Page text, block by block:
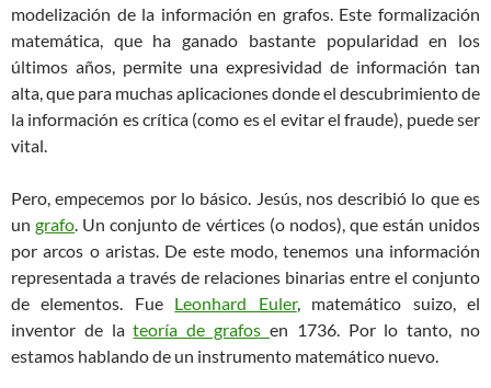
modelización de la información en grafos. Este formalización
matemática, que ha ganado bastante popularidad en los
últimos años, permite una expresividad de información tan
alta, que para muchas aplicaciones donde el descubrimiento de
la información es crítica (como es el evitar el fraude), puede ser
vital.
Pero, empecemos por lo básico. Jesús, nos describió lo que es
ungrafo. Un conjunto de vértices (o nodos), que están unidos
por arcos o aristas. De este modo, tenemos una información
representada a través de relaciones binarias entre el conjunto
de elementos. Fue Leonhard Euler, matemático suizo, el
inventor de lateoría de grafos en 1736. Por lo tanto, no
estamos hablando de un instrumento matemático nuevo.